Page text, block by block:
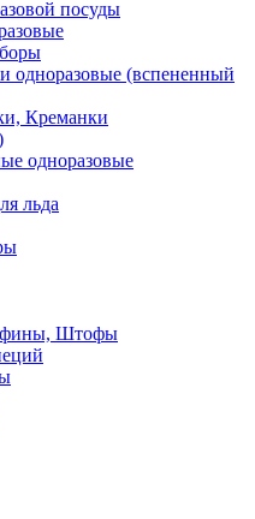
посуды
одноразовые (вспененный
Креманки
одноразовые
льда
Штофы